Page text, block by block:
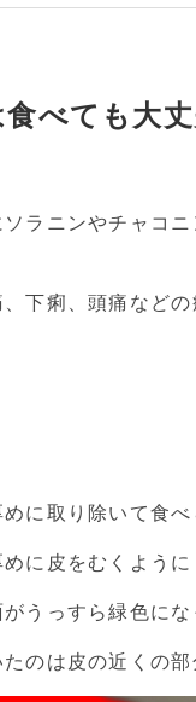
べても大丈
ラニンやチャコ
下痢、頭痛など
に取り除いて食べ
に皮をむくように
うっすら緑色にな
のは皮の近くの部